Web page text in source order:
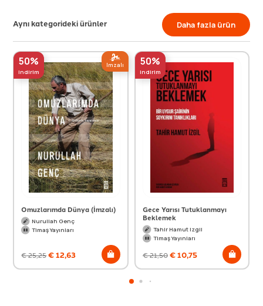
Aynı kategorideki ürünler Daha fazla ürün
50%
indirim
Imzalı
Omuzlarımda Dünya (İmzalı)
Nurullah Genç
Timaş Yayınları
€25,25€12,63
50%
indirim
Gece Yarısı Tutuklanmayı
Beklemek
Tahir Hamut Izgil
Timaş Yayınları
€21,50€10,75